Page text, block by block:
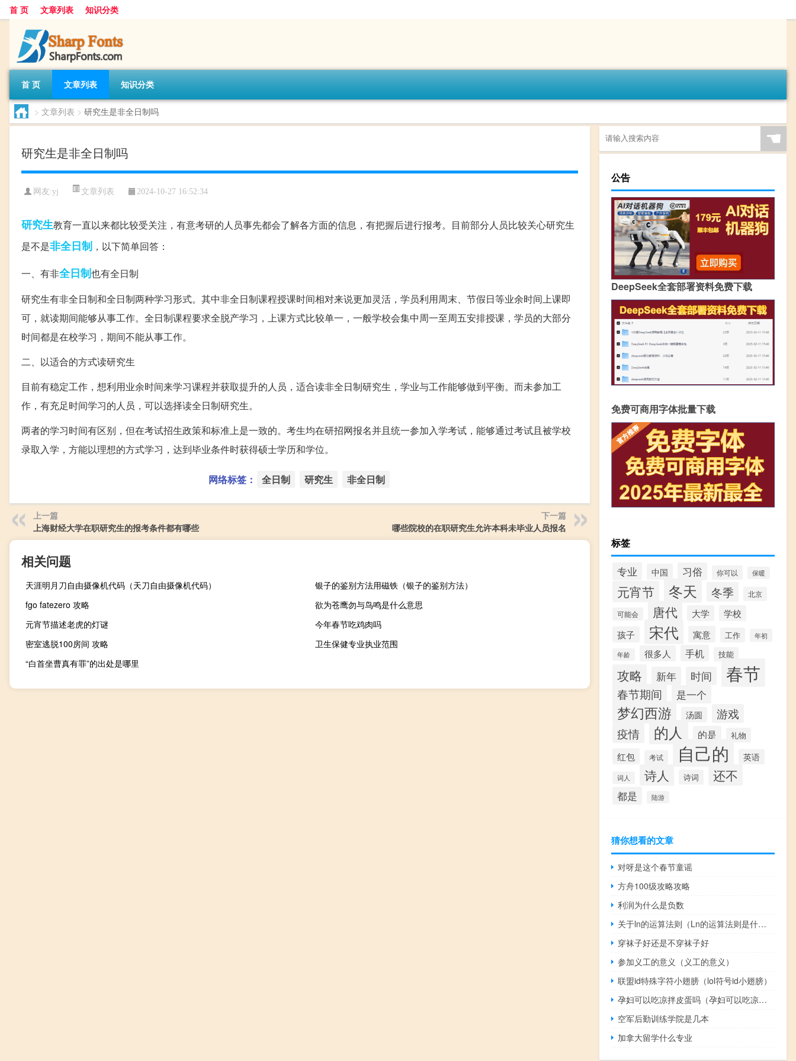
首 页 文章列表 知识分类
首 页 文章列表 知识分类
> 文章列表 > 研究生是非全日制吗
研究生是非全日制吗
网友:yj 文章列表 2024-10-27 16:52:34
研究生教育一直以来都比较受关注，有意考研的人员事先都会了解各方面的信息，有把握后进行报考。目前部分人员比较关心研究生
是不是非全日制 ，以下简单回答：
一、有非全日制也有全日制
研究生有非全日制和全日制两种学习形式。其中非全日制课程授课时间相对来说更加灵活，学员利用周末、节假日等业余时间上课即
可，就读期间能够从事工作。全日制课程要求全脱产学习，上课方式比较单一，一般学校会集中周一至周五安排授课，学员的大部分
时间都是在校学习，期间不能从事工作。
二、以适合的方式读研究生
目前有稳定工作，想利用业余时间来学习课程并获取提升的人员，适合读非全日制研究生，学业与工作能够做到平衡。而未参加工
作，有充足时间学习的人员，可以选择读全日制研究生。
两者的学习时间有区别，但在考试招生政策和标准上是一致的。考生均在研招网报名并且统一参加入学考试，能够通过考试且被学校
录取入学，方能以理想的方式学习，达到毕业条件时获得硕士学历和学位。
网络标签： 全日制 研究生 非全日制
上一篇
上海财经大学在职研究生的报考条件都有哪些
下一篇
哪些院校的在职研究生允许本科未毕业人员报名
相关问题
天涯明月刀自由摄像机代码（天刀自由摄像机代码）
银子的鉴别方法用磁铁（银子的鉴别方法）
fgo fatezero 攻略
欲为苍鹰勿与鸟鸣是什么意思
元宵节描述老虎的灯谜
今年春节吃鸡肉吗
密室逃脱100房间 攻略
卫生保健专业执业范围
“白首坐曹真有罪”的出处是哪里
☚
公告
DeepSeek全套部署资料免费下载
免费可商用字体批量下载
标签
专业 中国 习俗 你可以 保暖
元宵节 冬天 冬季 北京
可能会 唐代 大学
学校
孩子
宋代 寓意 工作 年初
年龄 很多人 手机 技能
攻略 新年 时间 春节
春节期间 是一个
梦幻西游 汤圆 游戏
疫情 的人 的是 礼物
红包 考试 自己的 英语
词人 诗人 诗词 还不
都是 陆游
猜你想看的文章
对呀是这个春节童谣
方舟100级攻略攻略
利润为什么是负数
关于ln的运算法则（Ln的运算法则是什么计算的）
穿袜子好还是不穿袜子好
参加义工的意义（义工的意义）
联盟id特殊字符小翅膀（lol符号id小翅膀）
孕妇可以吃凉拌皮蛋吗（孕妇可以吃凉薯吗）
空军后勤训练学院是几本
加拿大留学什么专业